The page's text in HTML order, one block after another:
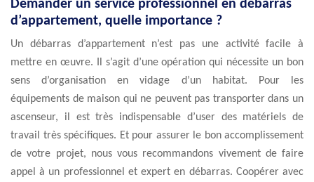
Demander un service professionnel en débarras
d’appartement, quelle importance ?
Un débarras d’appartement n’est pas une activité facile à
mettre en œuvre. Il s’agit d’une opération qui nécessite un bon
sens d’organisation en vidage d’un habitat. Pour les
équipements de maison qui ne peuvent pas transporter dans un
ascenseur, il est très indispensable d’user des matériels de
travail très spécifiques. Et pour assurer le bon accomplissement
de votre projet, nous vous recommandons vivement de faire
appel à un professionnel et expert en débarras. Coopérer avec